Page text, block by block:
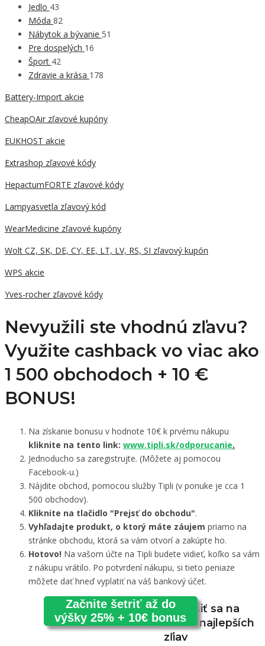
Jedlo 43
Móda 82
Nábytok a bývanie 51
Pre dospelých 16
Šport 42
Zdravie a krása 178
Battery-Import akcie
CheapOAir zľavové kupóny
EUKHOST akcie
Extrashop zľavové kódy
HepactumFORTE zľavové kódy
Lampyasvetla zľavový kód
WearMedicine zľavové kupóny
Wolt CZ, SK, DE, CY, EE, LT, LV, RS, SI zľavový kupón
WPS akcie
Yves-rocher zľavové kódy
Nevyužili ste vhodnú zľavu?
Využite cashback vo viac ako
1 500 obchodoch + 10 €
BONUS!
Na získanie bonusu v hodnote 10€ k prvému nákupu
kliknite na tento link: www.tipli.sk/odporucanie.
Jednoducho sa zaregistrujte. (Môžete aj pomocou
Facebook-u.)
Nájdite obchod, pomocou služby Tipli (v ponuke je cca 1
500 obchodov).
Kliknite na tlačidlo "Prejsť do obchodu".
Vyhľadajte produkt, o ktorý máte záujem priamo na
stránke obchodu, ktorá sa vám otvorí a zakúpte ho.
Hotovo! Na vašom účte na Tipli budete vidieť, koľko sa vám
z nákupu vrátilo. Po potvrdení nákupu, si tieto peniaze
môžete dať hneď vyplatiť na váš bankový účet.
Začnite šetriť až do
výšky 25% + 10€ bonus
Prihlásiť sa na
odber najlepších
zľiav